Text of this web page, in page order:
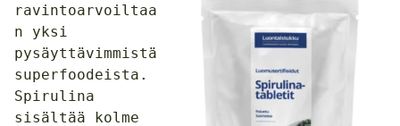
ravintoarvoiltaa
n yksi
pysäyttävimmistä
superfoodeista.
Spirulina
sisältää kolme